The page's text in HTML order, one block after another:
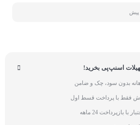
اسنپ‌پی بخرید!
فقط با پرداخت قسط اول